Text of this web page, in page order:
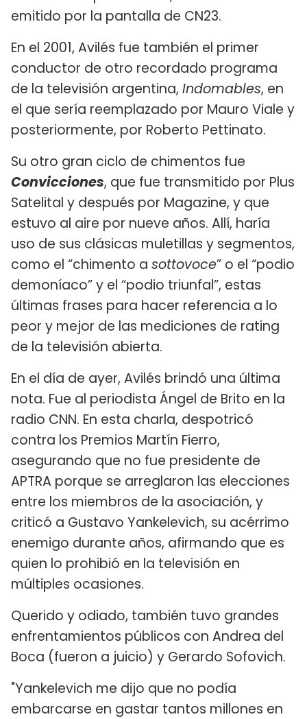
emitido por la pantalla de CN23.
En el 2001, Avilés fue también el primer
conductor de otro recordado programa
de la televisión argentina, Indomables, en
el que sería reemplazado por Mauro Viale y
posteriormente, por Roberto Pettinato.
Su otro gran ciclo de chimentos fue
Convicciones, que fue transmitido por Plus
Satelital y después por Magazine, y que
estuvo al aire por nueve años. Allí, haría
uso de sus clásicas muletillas y segmentos,
como el “chimento a sottovoce” o el “podio
demoníaco” y el “podio triunfal”, estas
últimas frases para hacer referencia a lo
peor y mejor de las mediciones de rating
de la televisión abierta.
En el día de ayer, Avilés brindó una última
nota. Fue al periodista Ángel de Brito en la
radio CNN. En esta charla, despotricó
contra los Premios Martín Fierro,
asegurando que no fue presidente de
APTRA porque se arreglaron las elecciones
entre los miembros de la asociación, y
criticó a Gustavo Yankelevich, su acérrimo
enemigo durante años, afirmando que es
quien lo prohibió en la televisión en
múltiples ocasiones.
Querido y odiado, también tuvo grandes
enfrentamientos públicos con Andrea del
Boca (fueron a juicio) y Gerardo Sofovich.
"Yankelevich me dijo que no podía
embarcarse en gastar tantos millones en